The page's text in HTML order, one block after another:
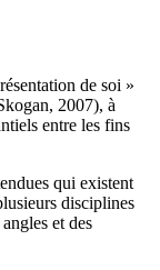
de soi »
2007), à
entre les fins
qui existent
disciplines
et des